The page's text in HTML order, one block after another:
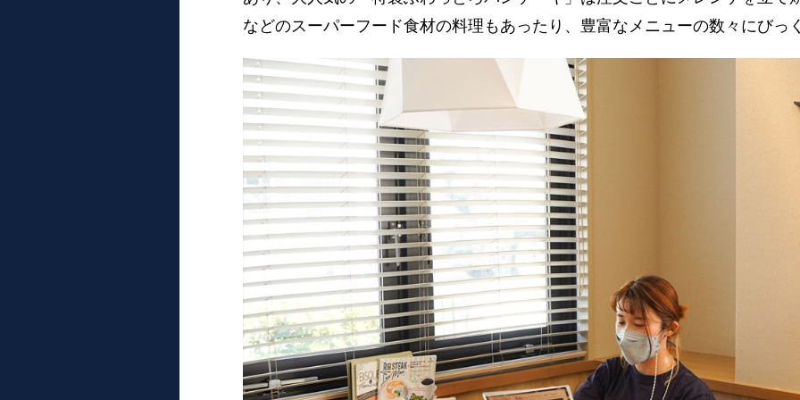
などのスーパーフード食材の料理もあったり、豊富なメニューの数々にび